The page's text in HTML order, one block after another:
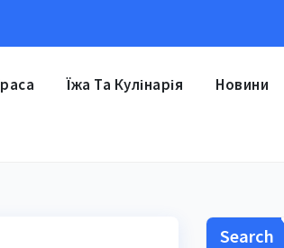
Їжа Та Кулінарія Новини
Search